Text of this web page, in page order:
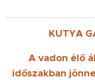
KUTYA
A vadon élő
időszakban